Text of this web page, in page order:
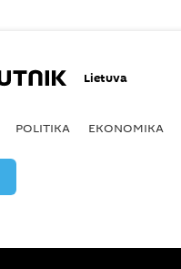
Lietuva
POLITIKA EKONOMIKA